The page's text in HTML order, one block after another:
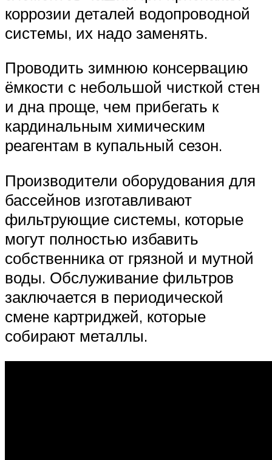
коррозии деталей водопроводной
системы, их надо заменять.
Проводить зимнюю консервацию
ёмкости с небольшой чисткой стен
и дна проще, чем прибегать к
кардинальным химическим
реагентам в купальный сезон.
Производители оборудования для
бассейнов изготавливают
фильтрующие системы, которые
могут полностью избавить
собственника от грязной и мутной
воды. Обслуживание фильтров
заключается в периодической
смене картриджей, которые
собирают металлы.